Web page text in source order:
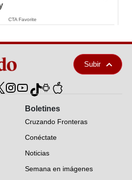
CTA Favorite
Subir
Boletines
Cruzando Fronteras
Conéctate
Noticias
Semana en imágenes